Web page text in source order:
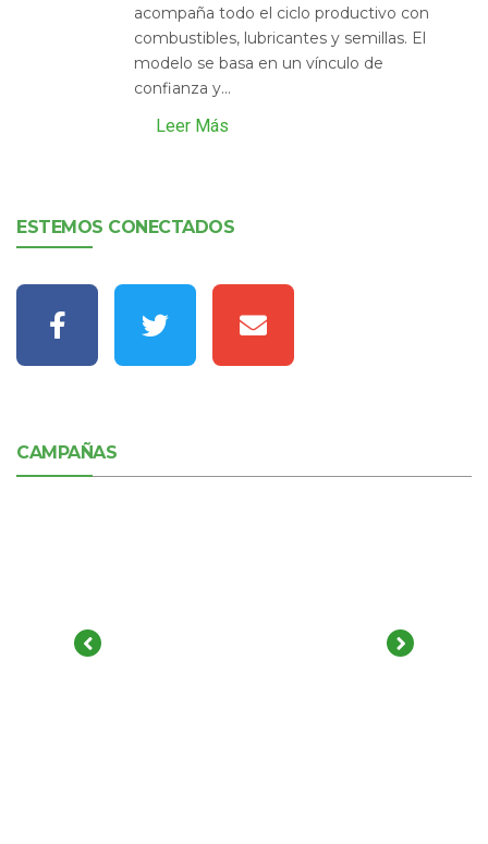
acompaña todo el ciclo productivo con
combustibles, lubricantes y semillas. El
modelo se basa en un vínculo de
confianza y...
Leer Más
ESTEMOS CONECTADOS
CAMPAÑAS